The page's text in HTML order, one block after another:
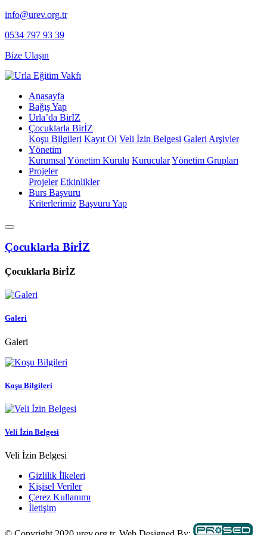
info@urev.org.tr
0534 797 93 39
Bize Ulaşın
Anasayfa
Bağış Yap
Urla’da BirİZ
Çocuklarla BirİZ
Koşu Bilgileri Kayıt Ol ⁠Veli İzin Belgesi Galeri Arşivler
Yönetim
Kurumsal Yönetim Kurulu KurucularYönetim Grupları
Projeler
Projeler Etkinlikler
Burs Başvuru
Kriterlerimiz Başvuru Yap
Çocuklarla BirİZ
Çocuklarla BirİZ
Galeri
Galeri
Koşu Bilgileri
Veli İzin Belgesi
Veli İzin Belgesi
Gizlilik İlkeleri
Kişisel Veriler
Çerez Kullanımı
İletişim